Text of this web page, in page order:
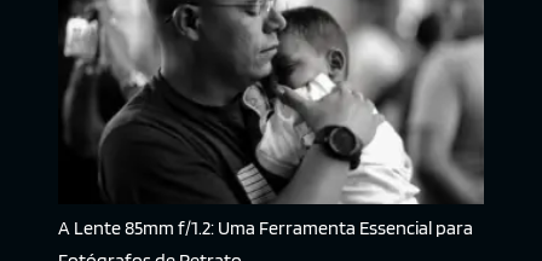
A Lente 85mm f/1.2: Uma Ferramenta Essencial para